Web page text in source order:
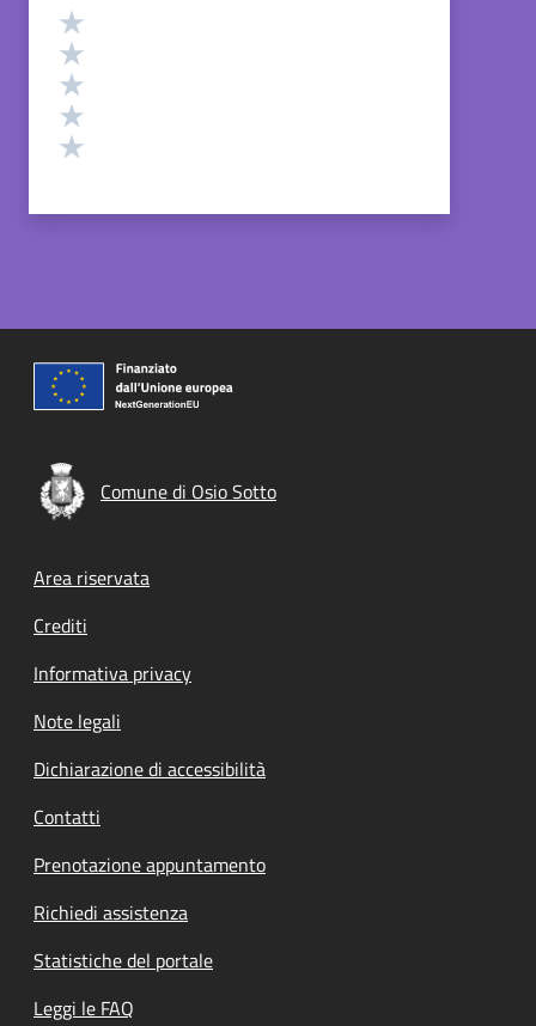
Valutazione
Comune di Osio Sotto
Footer menu
Area riservata
Crediti
Informativa privacy
Note legali
Dichiarazione di accessibilità
Contatti
Prenotazione appuntamento
Richiedi assistenza
Statistiche del portale
Leggi le FAQ